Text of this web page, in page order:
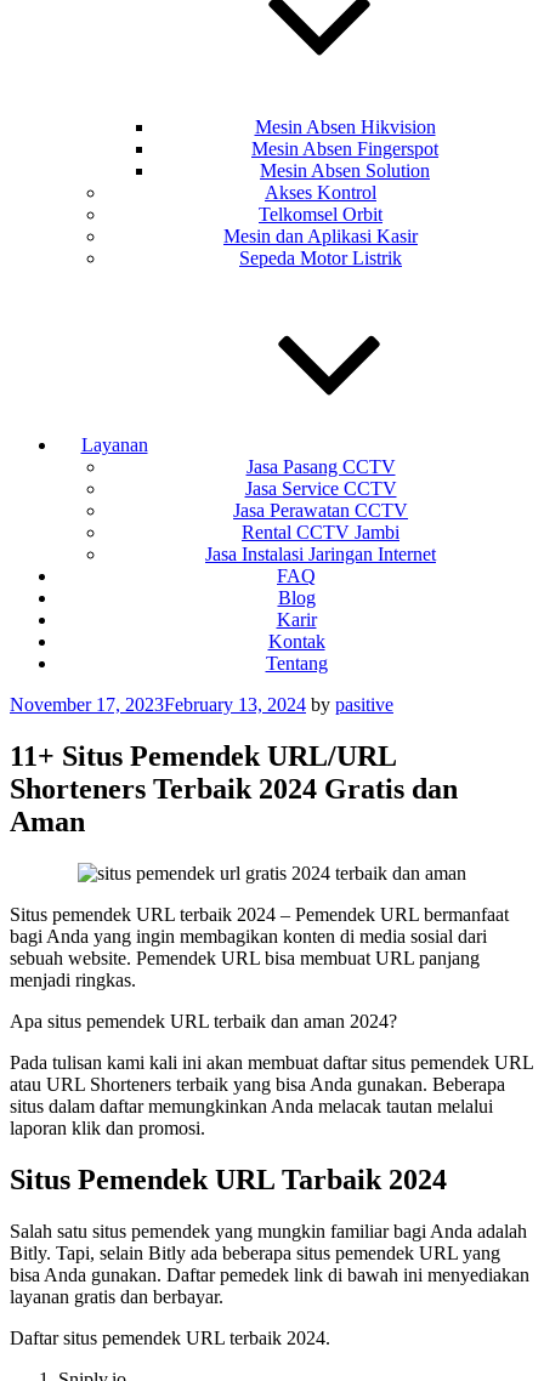
Mesin Absen Hikvision
Mesin Absen Fingerspot
Mesin Absen Solution
Akses Kontrol
Telkomsel Orbit
Mesin dan Aplikasi Kasir
Sepeda Motor Listrik
Layanan
Jasa Pasang CCTV
Jasa Service CCTV
Jasa Perawatan CCTV
Rental CCTV Jambi
Jasa Instalasi Jaringan Internet
FAQ
Blog
Karir
Kontak
Tentang
Posted
November 17, 2023February 13, 2024 by pasitive
11+ Situs Pemendek URL/URL
Shorteners Terbaik 2024 Gratis dan
Aman
Situs pemendek URL terbaik 2024 – Pemendek URL bermanfaat
bagi Anda yang ingin membagikan konten di media sosial dari
sebuah website. Pemendek URL bisa membuat URL panjang
menjadi ringkas.
Apa situs pemendek URL terbaik dan aman 2024?
Pada tulisan kami kali ini akan membuat daftar situs pemendek URL
atau URL Shorteners terbaik yang bisa Anda gunakan. Beberapa
situs dalam daftar memungkinkan Anda melacak tautan melalui
laporan klik dan promosi.
Situs Pemendek URL Tarbaik 2024
Salah satu situs pemendek yang mungkin familiar bagi Anda adalah
Bitly. Tapi, selain Bitly ada beberapa situs pemendek URL yang
bisa Anda gunakan. Daftar pemedek link di bawah ini menyediakan
layanan gratis dan berbayar.
Daftar situs pemendek URL terbaik 2024.